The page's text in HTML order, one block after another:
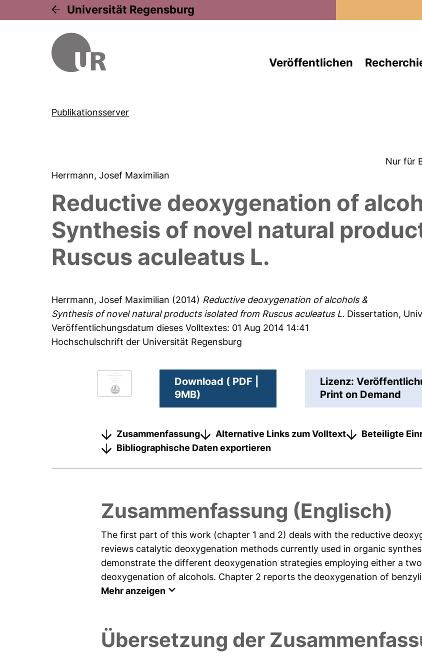
Universität Regensburg
Veröffentlichen
Publikationsserver
Nur für
Herrmann, Josef Maximilian
Reductive deoxygenation of
Synthesis of novel natural
Ruscus aculeatus L.
Herrmann, Josef Maximilian (2014) Reductive deoxygenation of alcohols &
Synthesis of novel natural products isolated from Ruscus aculeatus L. Dissertation,
Veröffentlichungsdatum dieses Volltextes: 01 Aug 2014 14:41
Hochschulschrift der Universität Regensburg
Download ( PDF |
9MB)
Lizenz:
Print on Demand
Zusammenfassung Alternative Links zum Volltext Beteiligte
Bibliographische Daten exportieren
Zusammenfassung (Englisch)
The first part of this work (chapter 1 and 2) deals with the reductive
reviews catalytic deoxygenation methods currently used in organic
demonstrate the different deoxygenation strategies employing either a
deoxygenation of alcohols. Chapter 2 reports the deoxygenation of
Mehr anzeigen
Übersetzung der